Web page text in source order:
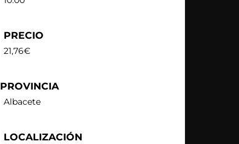
PRECIO
21,76€
PROVINCIA
Albacete
LOCALIZACIÓN